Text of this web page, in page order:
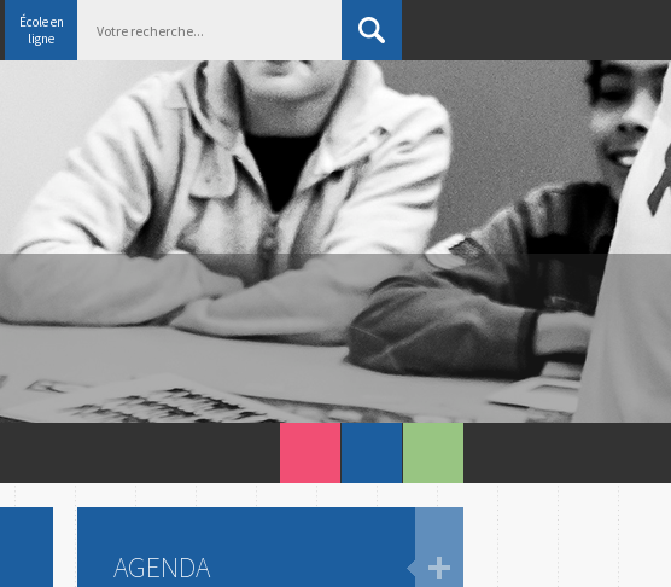
École en
ligne
AGENDA